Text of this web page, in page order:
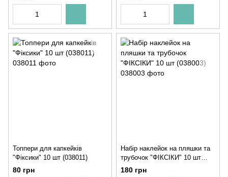
Топпери для капкейків
"Фіксики" 10 шт (038011)
80 грн
Набір наклейок на пляшки та
трубочок "ФІКСІКИ" 10 шт
(038003)
180 грн